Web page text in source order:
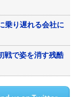
乗り遅れる会社に
戦で姿を消す残酷